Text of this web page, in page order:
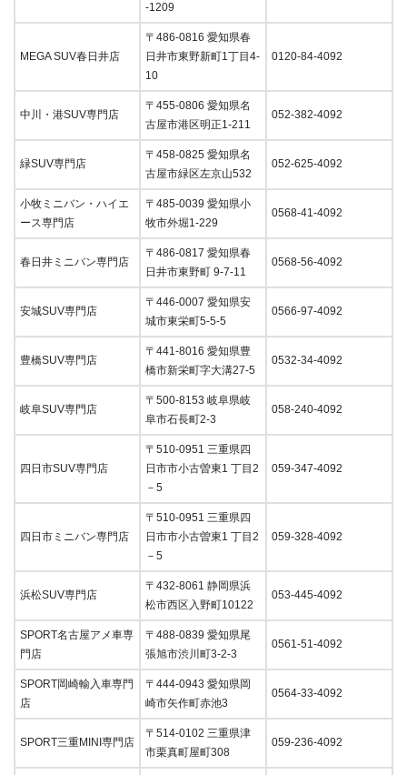
-1209
MEGA SUV春日井店
〒486-0816 愛知県春
日井市東野新町1丁目4-
10
0120-84-4092
中川・港SUV専門店
〒455-0806 愛知県名
古屋市港区明正1-211
052-382-4092
緑SUV専門店
〒458-0825 愛知県名
古屋市緑区左京山532
052-625-4092
小牧ミニバン・ハイエ
ース専門店
〒485-0039 愛知県小
牧市外堀1-229
0568-41-4092
春日井ミニバン専門店
〒486-0817 愛知県春
日井市東野町 9-7-11
0568-56-4092
安城SUV専門店
〒446-0007 愛知県安
城市東栄町5-5-5
0566-97-4092
豊橋SUV専門店
〒441-8016 愛知県豊
橋市新栄町字大溝27-5
0532-34-4092
岐阜SUV専門店
〒500-8153 岐阜県岐
阜市石長町2-3
058-240-4092
四日市SUV専門店
〒510-0951 三重県四
日市市小古曽東1 丁目2
－5
059-347-4092
四日市ミニバン専門店
〒510-0951 三重県四
日市市小古曽東1 丁目2
－5
059-328-4092
浜松SUV専門店
〒432-8061 静岡県浜
松市西区入野町10122
053-445-4092
SPORT名古屋アメ車専
門店
〒488-0839 愛知県尾
張旭市渋川町3-2-3
0561-51-4092
SPORT岡崎輸入車専門
店
〒444-0943 愛知県岡
崎市矢作町赤池3
0564-33-4092
SPORT三重MINI専門店
〒514-0102 三重県津
市栗真町屋町308
059-236-4092